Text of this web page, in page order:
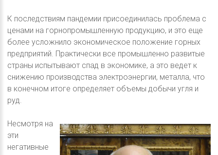
К последствиям пандемии присоединилась проблема с
ценами на горнопромышленную продукцию, и это еще
более усложнило экономическое положение горных
предприятий. Практически все промышленно развитые
страны испытывают спад в экономике, а это ведет к
снижению производства электроэнергии, металла, что
в конечном итоге определяет объемы добычи угля и
руд.
Несмотря на
эти
негативные